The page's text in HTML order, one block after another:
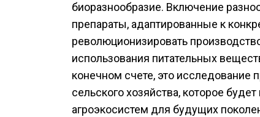
биоразнообразие. Включение
препараты, адаптированные к
революционизировать
использования питательных
конечном счете, это исследование
сельского хозяйства, которое
агроэкосистем для будущих